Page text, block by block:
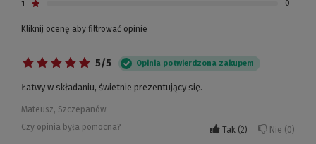
1 0
Kliknij ocenę aby filtrować opinie
5/5 Opinia potwierdzona zakupem
Łatwy w składaniu, świetnie prezentujący się.
Mateusz, Szczepanów
Czy opinia była pomocna?
Tak 2 Nie 0